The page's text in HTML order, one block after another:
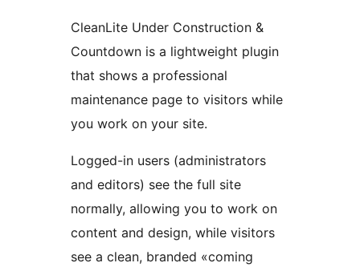
CleanLite Under Construction &
Countdown is a lightweight plugin
that shows a professional
maintenance page to visitors while
you work on your site.
Logged-in users (administrators
and editors) see the full site
normally, allowing you to work on
content and design, while visitors
see a clean, branded «coming